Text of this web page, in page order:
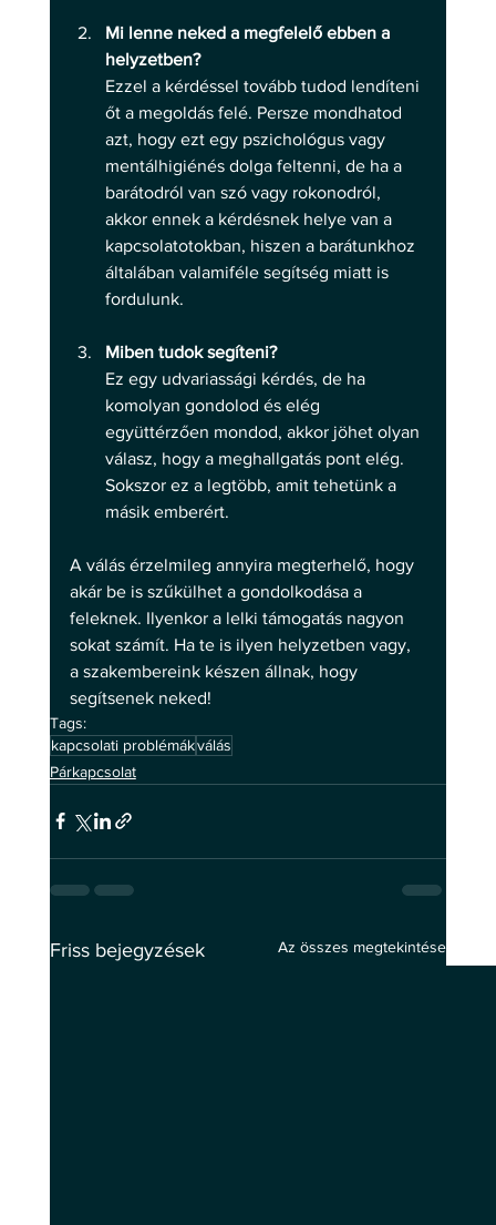
Mi lenne neked a megfelelő ebben a
helyzetben?
Ezzel a kérdéssel tovább tudod lendíteni
őt a megoldás felé. Persze mondhatod
azt, hogy ezt egy pszichológus vagy
mentálhigiénés dolga feltenni, de ha a
barátodról van szó vagy rokonodról,
akkor ennek a kérdésnek helye van a
kapcsolatotokban, hiszen a barátunkhoz
általában valamiféle segítség miatt is
fordulunk.
Miben tudok segíteni?
Ez egy udvariassági kérdés, de ha
komolyan gondolod és elég
együttérzően mondod, akkor jöhet olyan
válasz, hogy a meghallgatás pont elég.
Sokszor ez a legtöbb, amit tehetünk a
másik emberért.
A válás érzelmileg annyira megterhelő, hogy
akár be is szűkülhet a gondolkodása a
feleknek. Ilyenkor a lelki támogatás nagyon
sokat számít. Ha te is ilyen helyzetben vagy,
a szakembereink készen állnak, hogy
segítsenek neked!
Tags:
kapcsolati problémákválás
Párkapcsolat
Friss bejegyzések Az összes megtekintése